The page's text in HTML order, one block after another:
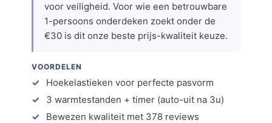
voor veiligheid. Voor wie een betrouwbare
1-persoons onderdeken zoekt onder de
€30 is dit onze beste prijs-kwaliteit keuze.
VOORDELEN
Hoekelastieken voor perfecte pasvorm
3 warmtestanden + timer (auto-uit na 3u)
Bewezen kwaliteit met 378 reviews